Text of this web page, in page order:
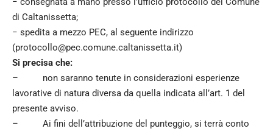
di Caltanissetta;
− spedita a mezzo PEC, al seguente indirizzo
(protocollo@pec.comune.caltanissetta.it)
Si precisa che:
– non saranno tenute in considerazioni esperienze
lavorative di natura diversa da quella indicata all’art. 1 del
presente avviso.
– Ai fini dell’attribuzione del punteggio, si terrà conto